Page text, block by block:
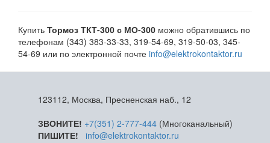
Купить Тормоз ТКТ-300 с МО-300 можно обратившись по
телефонам (343) 383-33-33, 319-54-69, 319-50-03, 345-
54-69 или по электронной почте info@elektrokontaktor.ru
123112, Москва, Пресненская наб., 12
ЗВОНИТЕ! +7(351) 2-777-444(Многоканальный)
ПИШИТЕ!
info@elektrokontaktor.ru